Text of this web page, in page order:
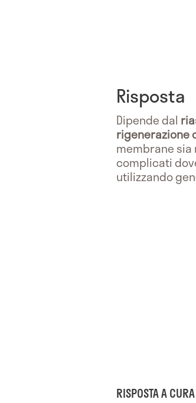
Risposta
Dipende dal
rigenerazione
membrane
complicati
utilizzando
RISPOSTA A